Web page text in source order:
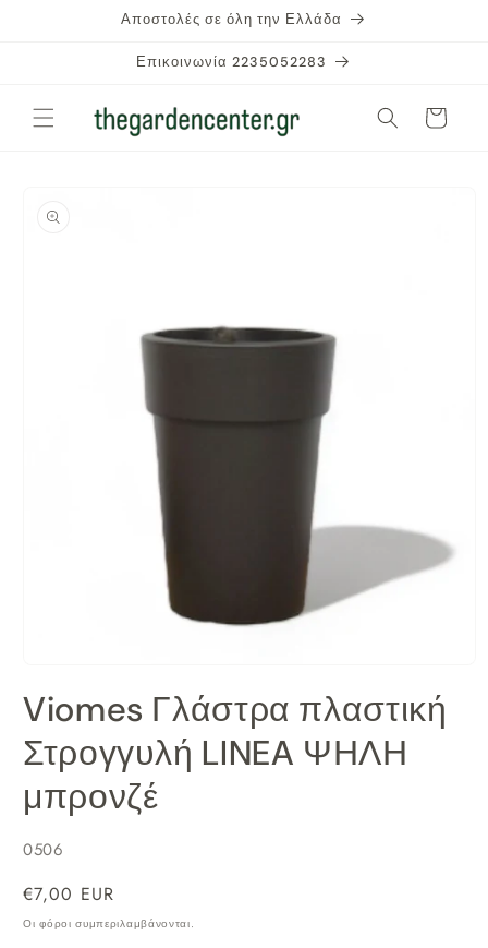
Αποστολές σε όλη την Ελλάδα
Επικοινωνία 2235052283
Καλάθι
πληροφορίες
μέσου
1
στο
βοηθητικό
παράθυρο
Viomes Γλάστρα πλαστική
Στρογγυλή LINEA ΨΗΛΗ
μπρονζέ
SKU:
0506
Κανονική
τιμή
€7,00 EUR
Οι φόροι συμπεριλαμβάνονται.